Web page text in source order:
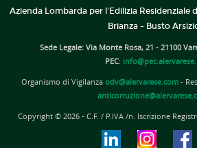
Azienda Lombarda per l'Edilizia Residenziale
Brianza - Busto
Sede Legale: Via Monte Rosa, 21 - 21100
PEC:
Organismo di Vigilanza odv@alervarese.com-
Copyright © 2026 - C.F. / P.IVA /n. Iscrizione